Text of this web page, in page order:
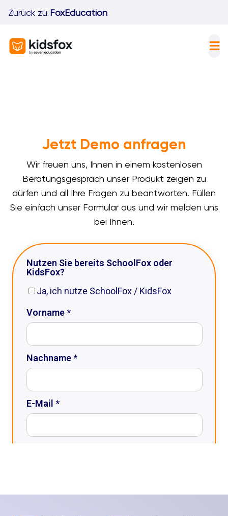
Zurück zu FoxEducation
Jetzt Demo anfragen
Wir freuen uns, Ihnen in einem kostenlosen
Beratungsgespräch unser Produkt zeigen zu
dürfen und all Ihre Fragen zu beantworten. Füllen
Sie einfach unser Formular aus und wir melden uns
bei Ihnen.